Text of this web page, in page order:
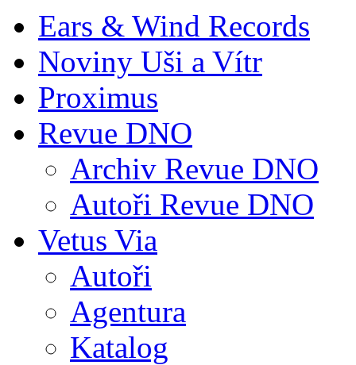
Ears & Wind Records
Noviny Uši a Vítr
Proximus
Revue DNO
Archiv Revue DNO
Autoři Revue DNO
Vetus Via
Autoři
Agentura
Katalog